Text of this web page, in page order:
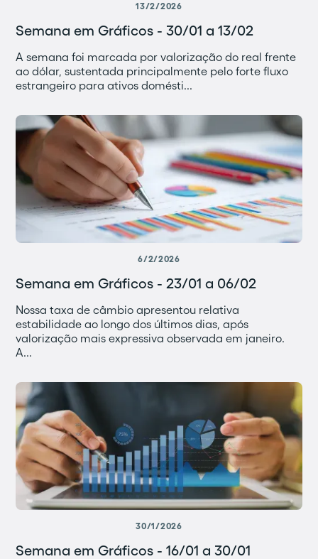
13/2/2026
Semana em Gráficos - 30/01 a 13/02
A semana foi marcada por valorização do real frente
ao dólar, sustentada principalmente pelo forte fluxo
estrangeiro para ativos domésti...
6/2/2026
Semana em Gráficos - 23/01 a 06/02
Nossa taxa de câmbio apresentou relativa
estabilidade ao longo dos últimos dias, após
valorização mais expressiva observada em janeiro.
A...
30/1/2026
Semana em Gráficos - 16/01 a 30/01